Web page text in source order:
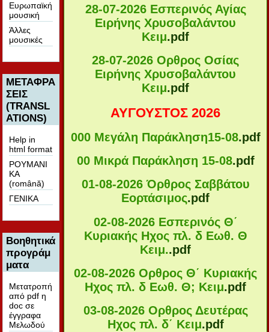
Ευρωπαϊκή
μουσική
Άλλες
μουσικές
ΜΕΤΑΦΡΑ
ΣΕΙΣ
(TRANSL
ATIONS)
Help in
html format
ΡΟΥΜΑΝΙ
ΚΑ
(română)
ΓΕΝΙΚΑ
Βοηθητικά
προγράμ
ματα
Μετατροπή
από pdf η
doc σε
έγγραφα
Μελωδού
28-07-2026 Εσπερινός Αγίας
Ειρήνης Χρυσοβαλάντου
Κειμ.pdf
28-07-2026 Ορθρος Οσίας
Ειρήνης Χρυσοβαλάντου
Κειμ.pdf
ΑΥΓΟΥΣΤΟΣ 2026
000 Μεγάλη Παράκληση15-08.pdf
00 Μικρά Παράκληση 15-08.pdf
01-08-2026 Όρθρος Σαββάτου
Εορτάσιμος.pdf
02-08-2026 Εσπερινός Θ΄
Κυριακής Ηχος πλ. δ Εωθ. Θ
Κειμ..pdf
02-08-2026 Ορθρος Θ΄ Κυριακής
Ηχος πλ. δ Εωθ. Θ; Κειμ.pdf
03-08-2026 Ορθρος Δευτέρας
Ηχος πλ. δ΄ Κειμ.pdf